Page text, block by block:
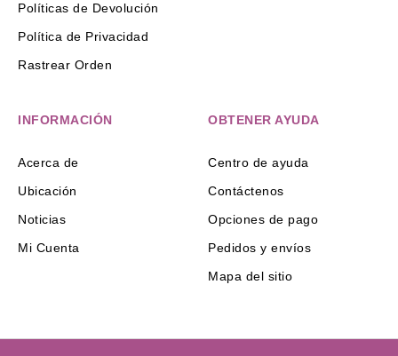
Políticas de Devolución
Política de Privacidad
Rastrear Orden
INFORMACIÓN
Acerca de
Ubicación
Noticias
Mi Cuenta
OBTENER AYUDA
Centro de ayuda
Contáctenos
Opciones de pago
Pedidos y envíos
Mapa del sitio